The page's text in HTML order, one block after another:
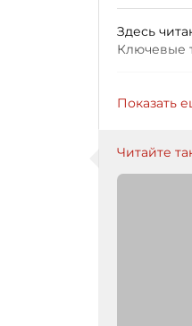
Здесь
Ключевые
Показать
Читайте